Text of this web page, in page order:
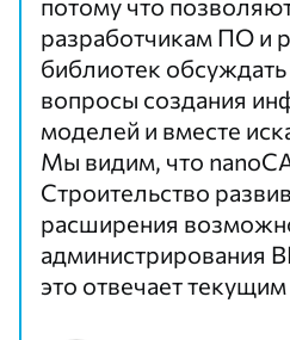
потому что
разработчикам ПО и
библиотек
вопросы создания
моделей и вместе
Мы видим, что
Строительство
расширения
администрирования
это отвечает